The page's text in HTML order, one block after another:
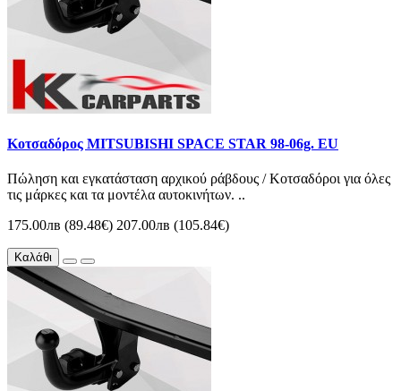
Κοτσαδόρος MITSUBISHI SPACE STAR 98-06g. EU
Πώληση και εγκατάσταση αρχικού ράβδους / Κοτσαδόροι για όλες
τις μάρκες και τα μοντέλα αυτοκινήτων. ..
175.00лв (89.48€) 207.00лв (105.84€)
Καλάθι